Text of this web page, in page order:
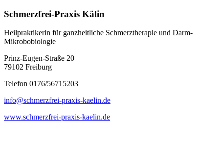
Schmerzfrei-Praxis Kälin
Heilpraktikerin für ganzheitliche Schmerztherapie und Darm-
Mikrobobiologie
Prinz-Eugen-Straße 20
79102 Freiburg
Telefon 0176/56715203
info@schmerzfrei-praxis-kaelin.de
www.schmerzfrei-praxis-kaelin.de